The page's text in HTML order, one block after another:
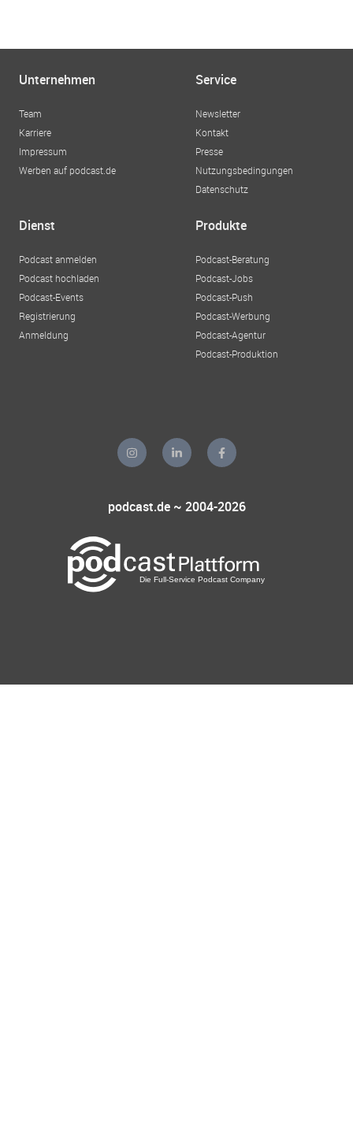
Unternehmen
Team
Karriere
Impressum
Werben auf podcast.de
Service
Newsletter
Kontakt
Presse
Nutzungsbedingungen
Datenschutz
Dienst
Podcast anmelden
Podcast hochladen
Podcast-Events
Registrierung
Anmeldung
Produkte
Podcast-Beratung
Podcast-Jobs
Podcast-Push
Podcast-Werbung
Podcast-Agentur
Podcast-Produktion
podcast.de ~ 2004-2026